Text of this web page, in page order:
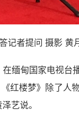
记者提问 摄影 黄
甸国家电视台
红楼梦》除了人
艺说。